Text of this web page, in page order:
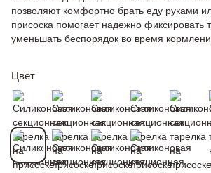
позволяют комфортно брать еду руками
присоска помогает надежно фиксировать
уменьшать беспорядок во время
Цвет